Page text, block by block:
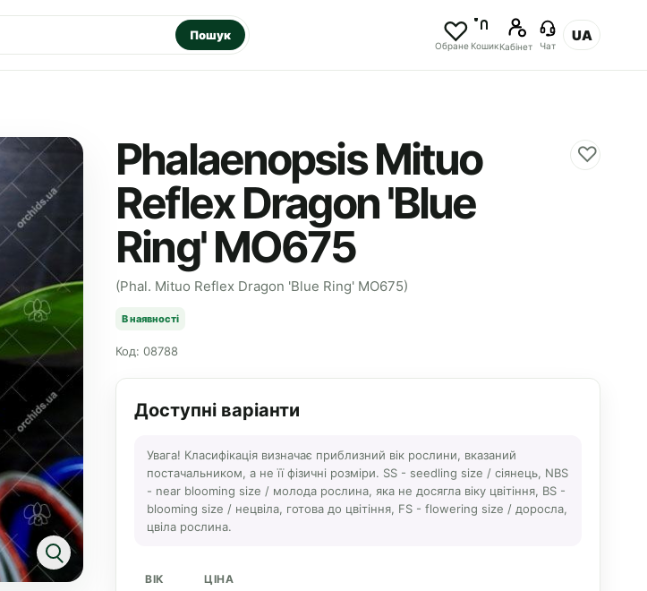
Пошук
Обране Кошик Кабінет Чат
UA
Phalaenopsis Mituo
Reflex Dragon 'Blue
Ring' MO675
♡
(Phal. Mituo Reflex Dragon 'Blue Ring' MO675)
В наявності
Код: 08788
Доступні варіанти
Увага! Класифікація визначає приблизний вік рослини, вказаний
постачальником, а не її фізичні розміри. SS - seedling size / сіянець, NBS
- near blooming size / молода рослина, яка не досягла віку цвітіння, BS -
blooming size / нецвіла, готова до цвітіння, FS - flowering size / доросла,
цвіла рослина.
ВІК ЦІНА